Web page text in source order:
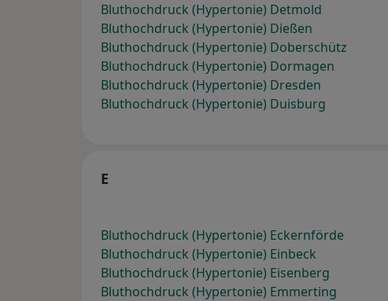
Bluthochdruck (Hypertonie) Detmold
Bluthochdruck (Hypertonie) Dießen
Bluthochdruck (Hypertonie) Doberschütz
Bluthochdruck (Hypertonie) Dormagen
Bluthochdruck (Hypertonie) Dresden
Bluthochdruck (Hypertonie) Duisburg
E
Bluthochdruck (Hypertonie) Eckernförde
Bluthochdruck (Hypertonie) Einbeck
Bluthochdruck (Hypertonie) Eisenberg
Bluthochdruck (Hypertonie) Emmerting